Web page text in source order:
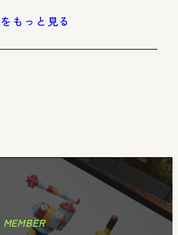
もっと見る
MEMBER